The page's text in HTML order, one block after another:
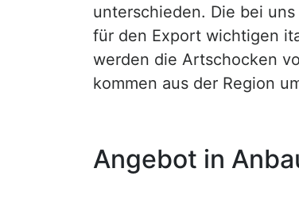
unterschieden. Die bei
für den Export wichtigen
werden die Artschocken
kommen aus der Region
Angebot in